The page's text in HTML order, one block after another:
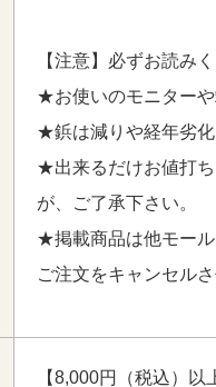
【注意】必ずお読み
★お使いのモニター
★鋲は減りや経年劣
★出来るだけお値打
が、ご了承下さい。
★掲載商品は他モー
ご注文をキャンセル
【8,000円（税込）以